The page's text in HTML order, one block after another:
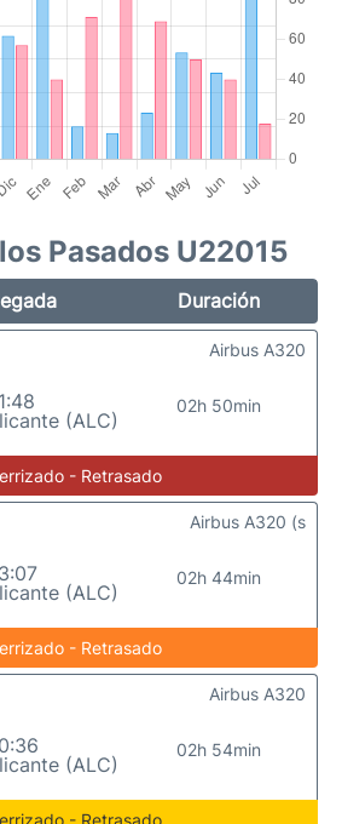
Pasados U22015
Duración
(ALC)
02h 50min
Airbus A320
- Retrasado
(ALC)
02h 44min
Airbus A320 (s
- Retrasado
(ALC)
02h 54min
Airbus A320
- Retrasado